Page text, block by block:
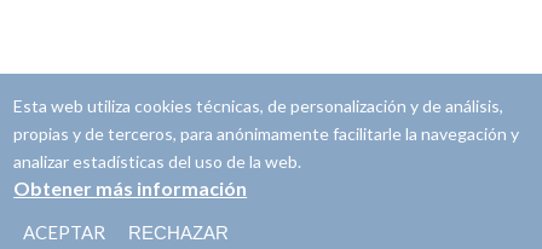
© Copyright 2008-2022. Gestaltnet ®.
Esta web utiliza cookies técnicas, de personalización y de análisis,
propias y de terceros, para anónimamente facilitarle la navegación y
analizar estadísticas del uso de la web.
Obtener más información
ACEPTAR RECHAZAR